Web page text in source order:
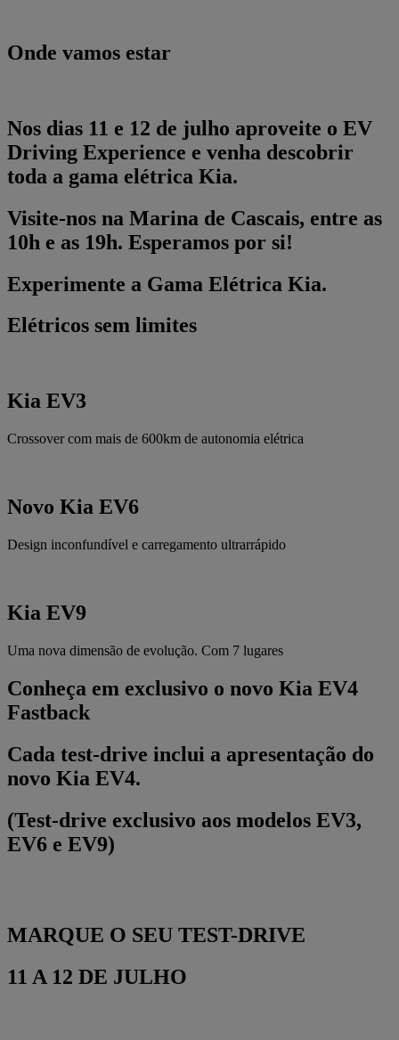
Onde vamos estar
Nos dias 11 e 12 de julho aproveite o EV
Driving Experience e venha descobrir
toda a gama elétrica Kia.
Visite-nos na Marina de Cascais, entre as
10h e as 19h. Esperamos por si!
Experimente a Gama Elétrica Kia.
Elétricos sem limites
Kia EV3
Crossover com mais de 600km de autonomia elétrica
Novo Kia EV6
Design inconfundível e carregamento ultrarrápido
Kia EV9
Uma nova dimensão de evolução. Com 7 lugares
Conheça em exclusivo o novo Kia EV4
Fastback
Cada test-drive inclui a apresentação do
novo Kia EV4.
(Test-drive exclusivo aos modelos EV3,
EV6 e EV9)
MARQUE O SEU TEST-DRIVE
11 A 12 DE JULHO